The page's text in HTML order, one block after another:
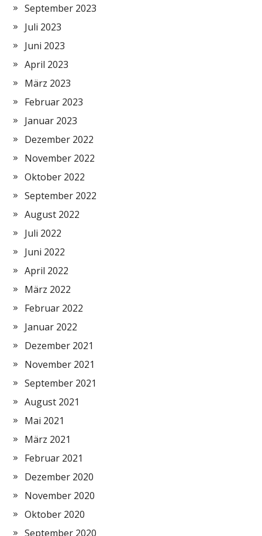
September 2023
Juli 2023
Juni 2023
April 2023
März 2023
Februar 2023
Januar 2023
Dezember 2022
November 2022
Oktober 2022
September 2022
August 2022
Juli 2022
Juni 2022
April 2022
März 2022
Februar 2022
Januar 2022
Dezember 2021
November 2021
September 2021
August 2021
Mai 2021
März 2021
Februar 2021
Dezember 2020
November 2020
Oktober 2020
September 2020